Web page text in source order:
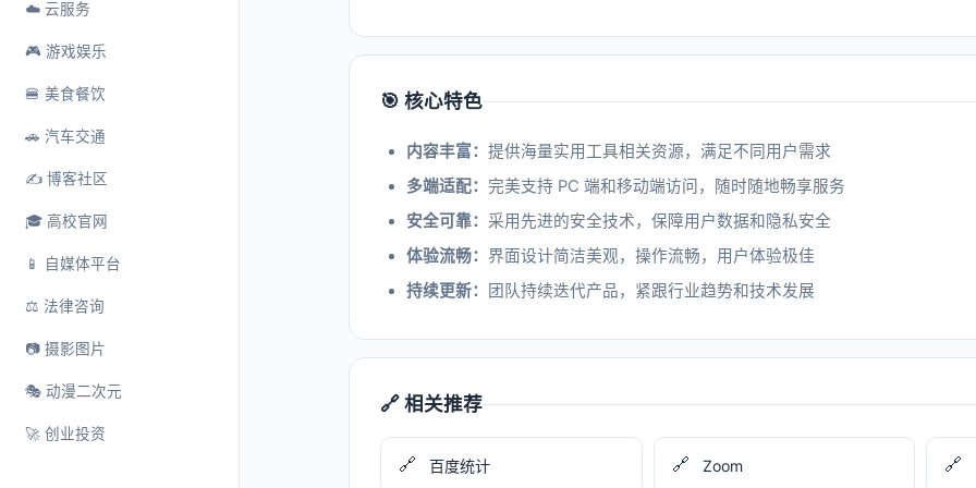
☁️ 云服务
🎮 游戏娱乐
🍔 美食餐饮
🚗 汽车交通
✍️ 博客社区
🎓 高校官网
📱 自媒体平台
⚖️ 法律咨询
📷 摄影图片
🎭 动漫二次元
🚀 创业投资
🎯 核心特色
内容丰富： 提供海量实用工具相关资源，满足不同用户需求
多端适配： 完美支持 PC 端和移动端访问，随时随地畅享服务
安全可靠： 采用先进的安全技术，保障用户数据和隐私安全
体验流畅： 界面设计简洁美观，操作流畅，用户体验极佳
持续更新：
团队持续迭代产品，紧跟行业趋势和技术发展
🔗 相关推荐
🔗 百度统计 🔗 Zoom 🔗